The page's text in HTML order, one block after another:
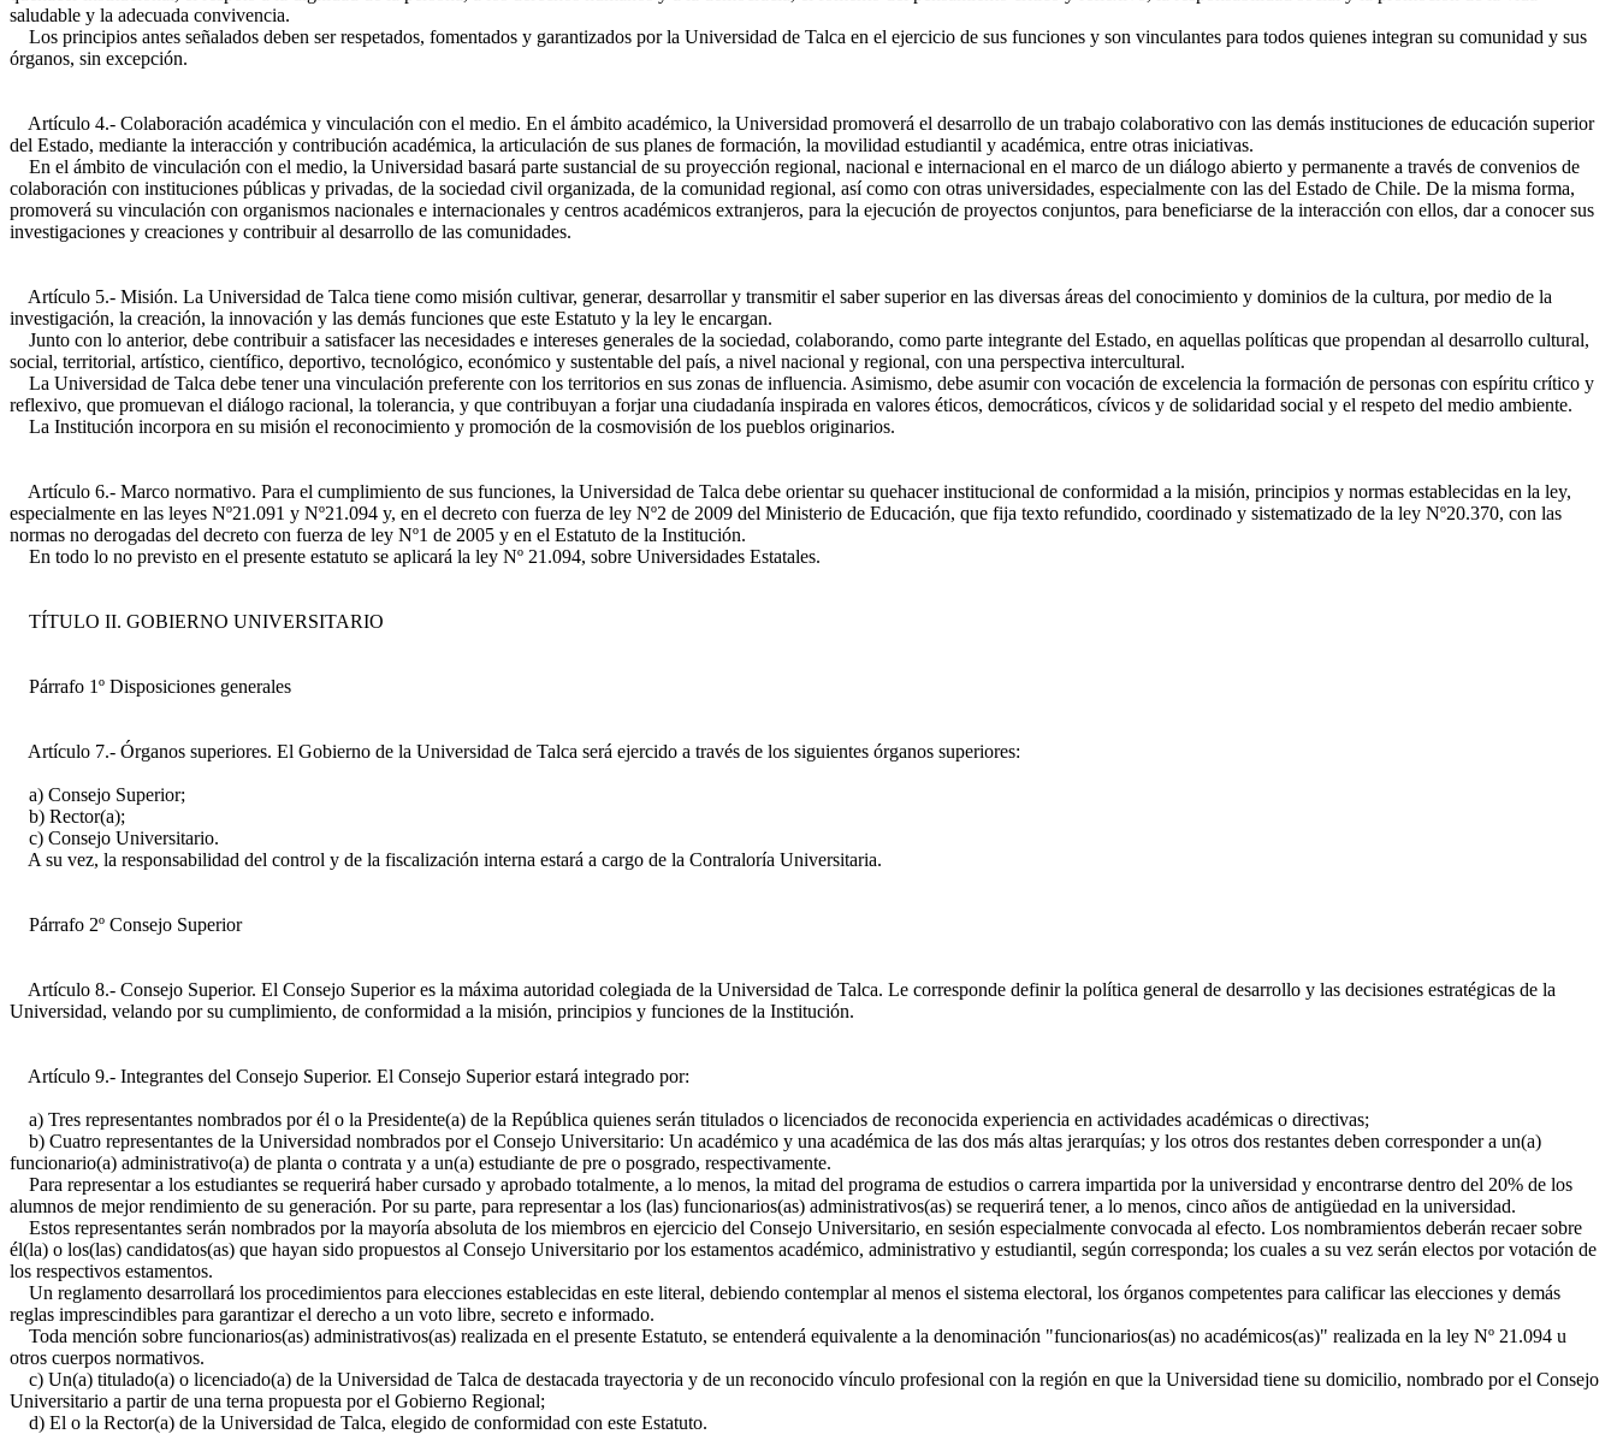
saludable y la adecuada convivencia.
Los principios antes señalados deben ser respetados, fomentados y garantizados por la Universidad de Talca en el ejercicio de sus funciones y son vinculantes para todos quienes integran su comunidad y sus
órganos, sin excepción.
Artículo 4.- Colaboración académica y vinculación con el medio. En el ámbito académico, la Universidad promoverá el desarrollo de un trabajo colaborativo con las demás instituciones de educación superior
del Estado, mediante la interacción y contribución académica, la articulación de sus planes de formación, la movilidad estudiantil y académica, entre otras iniciativas.
En el ámbito de vinculación con el medio, la Universidad basará parte sustancial de su proyección regional, nacional e internacional en el marco de un diálogo abierto y permanente a través de convenios de
colaboración con instituciones públicas y privadas, de la sociedad civil organizada, de la comunidad regional, así como con otras universidades, especialmente con las del Estado de Chile. De la misma forma,
promoverá su vinculación con organismos nacionales e internacionales y centros académicos extranjeros, para la ejecución de proyectos conjuntos, para beneficiarse de la interacción con ellos, dar a conocer sus
investigaciones y creaciones y contribuir al desarrollo de las comunidades.
Artículo 5.- Misión. La Universidad de Talca tiene como misión cultivar, generar, desarrollar y transmitir el saber superior en las diversas áreas del conocimiento y dominios de la cultura, por medio de la
investigación, la creación, la innovación y las demás funciones que este Estatuto y la ley le encargan.
Junto con lo anterior, debe contribuir a satisfacer las necesidades e intereses generales de la sociedad, colaborando, como parte integrante del Estado, en aquellas políticas que propendan al desarrollo cultural,
social, territorial, artístico, científico, deportivo, tecnológico, económico y sustentable del país, a nivel nacional y regional, con una perspectiva intercultural.
La Universidad de Talca debe tener una vinculación preferente con los territorios en sus zonas de influencia. Asimismo, debe asumir con vocación de excelencia la formación de personas con espíritu crítico y
reflexivo, que promuevan el diálogo racional, la tolerancia, y que contribuyan a forjar una ciudadanía inspirada en valores éticos, democráticos, cívicos y de solidaridad social y el respeto del medio ambiente.
La Institución incorpora en su misión el reconocimiento y promoción de la cosmovisión de los pueblos originarios.
Artículo 6.- Marco normativo. Para el cumplimiento de sus funciones, la Universidad de Talca debe orientar su quehacer institucional de conformidad a la misión, principios y normas establecidas en la ley,
especialmente en las leyes Nº21.091 y Nº21.094 y, en el decreto con fuerza de ley Nº2 de 2009 del Ministerio de Educación, que fija texto refundido, coordinado y sistematizado de la ley Nº20.370, con las
normas no derogadas del decreto con fuerza de ley Nº1 de 2005 y en el Estatuto de la Institución.
En todo lo no previsto en el presente estatuto se aplicará la ley Nº 21.094, sobre Universidades Estatales.
TÍTULO II. GOBIERNO UNIVERSITARIO
Párrafo 1º Disposiciones generales
Artículo 7.- Órganos superiores. El Gobierno de la Universidad de Talca será ejercido a través de los siguientes órganos superiores:
a) Consejo Superior;
b) Rector(a);
c) Consejo Universitario.
A su vez, la responsabilidad del control y de la fiscalización interna estará a cargo de la Contraloría Universitaria.
Párrafo 2º Consejo Superior
Artículo 8.- Consejo Superior. El Consejo Superior es la máxima autoridad colegiada de la Universidad de Talca. Le corresponde definir la política general de desarrollo y las decisiones estratégicas de la
Universidad, velando por su cumplimiento, de conformidad a la misión, principios y funciones de la Institución.
Artículo 9.- Integrantes del Consejo Superior. El Consejo Superior estará integrado por:
a) Tres representantes nombrados por él o la Presidente(a) de la República quienes serán titulados o licenciados de reconocida experiencia en actividades académicas o directivas;
b) Cuatro representantes de la Universidad nombrados por el Consejo Universitario: Un académico y una académica de las dos más altas jerarquías; y los otros dos restantes deben corresponder a un(a)
funcionario(a) administrativo(a) de planta o contrata y a un(a) estudiante de pre o posgrado, respectivamente.
Para representar a los estudiantes se requerirá haber cursado y aprobado totalmente, a lo menos, la mitad del programa de estudios o carrera impartida por la universidad y encontrarse dentro del 20% de los
alumnos de mejor rendimiento de su generación. Por su parte, para representar a los (las) funcionarios(as) administrativos(as) se requerirá tener, a lo menos, cinco años de antigüedad en la universidad.
Estos representantes serán nombrados por la mayoría absoluta de los miembros en ejercicio del Consejo Universitario, en sesión especialmente convocada al efecto. Los nombramientos deberán recaer sobre
él(la) o los(las) candidatos(as) que hayan sido propuestos al Consejo Universitario por los estamentos académico, administrativo y estudiantil, según corresponda; los cuales a su vez serán electos por votación de
los respectivos estamentos.
Un reglamento desarrollará los procedimientos para elecciones establecidas en este literal, debiendo contemplar al menos el sistema electoral, los órganos competentes para calificar las elecciones y demás
reglas imprescindibles para garantizar el derecho a un voto libre, secreto e informado.
Toda mención sobre funcionarios(as) administrativos(as) realizada en el presente Estatuto, se entenderá equivalente a la denominación "funcionarios(as) no académicos(as)" realizada en la ley Nº 21.094 u
otros cuerpos normativos.
c) Un(a) titulado(a) o licenciado(a) de la Universidad de Talca de destacada trayectoria y de un reconocido vínculo profesional con la región en que la Universidad tiene su domicilio, nombrado por el Consejo
Universitario a partir de una terna propuesta por el Gobierno Regional;
d) El o la Rector(a) de la Universidad de Talca, elegido de conformidad con este Estatuto.